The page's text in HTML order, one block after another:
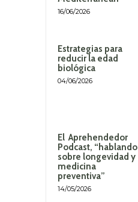
16/06/2026
Estrategias para
reducir la edad
biológica
04/06/2026
El Aprehendedor
Podcast, “hablando
sobre longevidad y
medicina
preventiva”
14/05/2026